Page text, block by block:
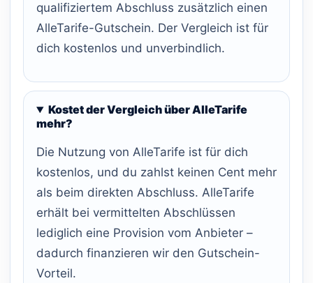
qualifiziertem Abschluss zusätzlich einen
AlleTarife-Gutschein. Der Vergleich ist für
dich kostenlos und unverbindlich.
Kostet der Vergleich über AlleTarife
mehr?
Die Nutzung von AlleTarife ist für dich
kostenlos, und du zahlst keinen Cent mehr
als beim direkten Abschluss. AlleTarife
erhält bei vermittelten Abschlüssen
lediglich eine Provision vom Anbieter –
dadurch finanzieren wir den Gutschein-
Vorteil.